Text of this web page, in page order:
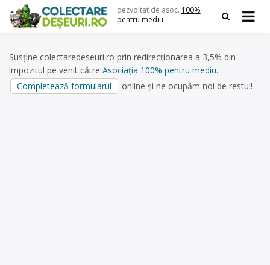
content
dezvoltat de asoc. 100%
pentru mediu
Susține colectaredeseuri.ro prin redirecționarea a 3,5% din
impozitul pe venit către Asociația 100% pentru mediu.
Completează formularul
online și ne ocupăm noi de restul!